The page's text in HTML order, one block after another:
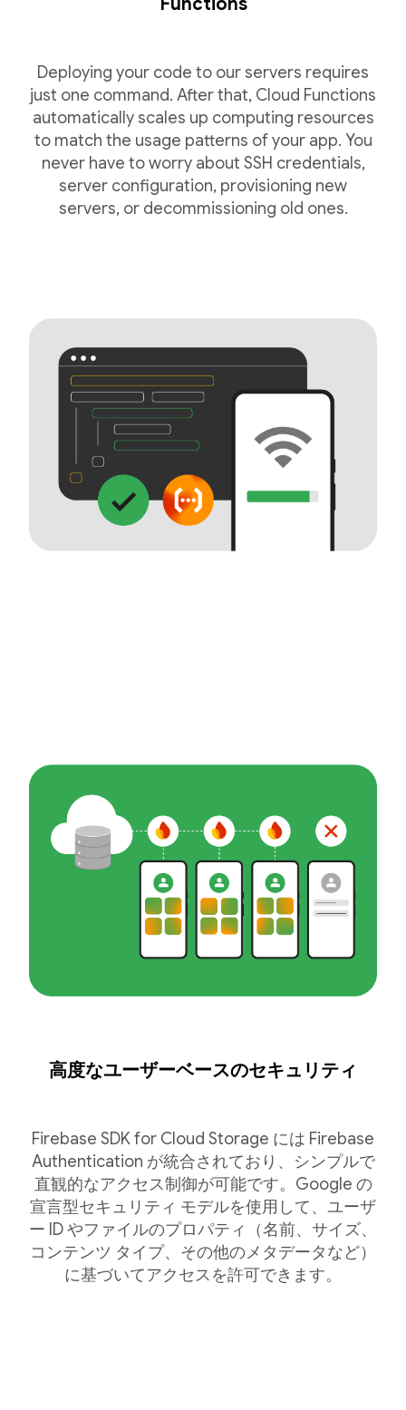
Deploying your code to our servers requires
just one command. After that, Cloud Functions
automatically scales up computing resources
to match the usage patterns of your app. You
never have to worry about SSH credentials,
server configuration, provisioning new
servers, or decommissioning old ones.
高度なユーザーベースのセキュリティ
Firebase SDK for Cloud Storage には Firebase
Authentication が統合されており、シンプルで
直観的なアクセス制御が可能です。Google の
宣言型セキュリティ モデルを使用して、ユーザ
ー ID やファイルのプロパティ（名前、サイズ、
コンテンツ タイプ、その他のメタデータなど）
に基づいてアクセスを許可できます。